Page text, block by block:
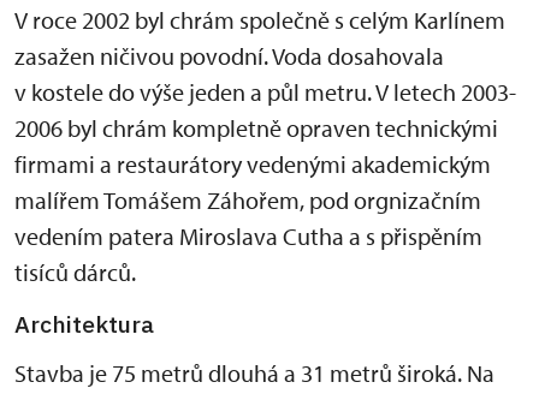
V roce 2002 byl chrám společně s celým Karlínem
zasažen ničivou povodní. Voda dosahovala
v kostele do výše jeden a půl metru. V letech 2003-
2006 byl chrám kompletně opraven technickými
firmami a restaurátory vedenými akademickým
malířem Tomášem Záhořem, pod orgnizačním
vedením patera Miroslava Cutha a s přispěním
tisíců dárců.
Architektura
Stavba je 75 metrů dlouhá a 31 metrů široká. Na